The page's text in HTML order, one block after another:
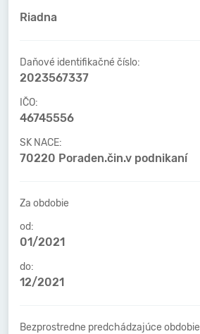
Riadna
Daňové identifikačné číslo:
2023567337
IČO:
46745556
SK NACE:
70220 Poraden.čin.v podnikaní
Za obdobie
od:
01/2021
do:
12/2021
Bezprostredne predchádzajúce obdobie